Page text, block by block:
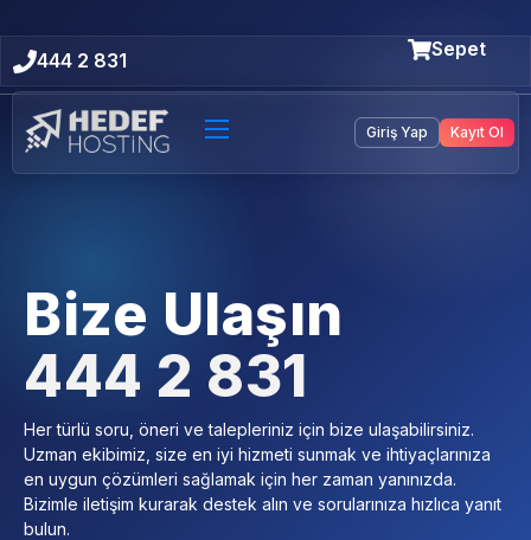
Giriş Yap Kayıt Ol
444 2 831 Sepet
Bize Ulaşın
444 2 831
Her türlü soru, öneri ve talepleriniz için bize ulaşabilirsiniz.
Uzman ekibimiz, size en iyi hizmeti sunmak ve ihtiyaçlarınıza
en uygun çözümleri sağlamak için her zaman yanınızda.
Bizimle iletişim kurarak destek alın ve sorularınıza hızlıca yanıt
bulun.